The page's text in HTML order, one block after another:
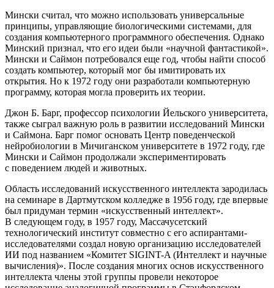
Мински считал, что можно использовать универсальные
принципы, управляющие биологическими системами, для
создания компьютерного программного обеспечения. Однако
Минский признал, что его идеи были «научной фантастикой».
Мински и Саймон потребовался еще год, чтобы найти способ
создать компьютер, который мог бы имитировать их
открытия. Но к 1972 году они разработали компьютерную
программу, которая могла проверить их теории.
Джон Б. Барг, профессор психологии Йельского университета,
также сыграл важную роль в развитии исследований Мински
и Саймона. Барг помог основать Центр поведенческой
нейробиологии в Мичиганском университете в 1972 году, где
Мински и Саймон продолжали экспериментировать
с поведением людей и животных.
Область исследований искусственного интеллекта зародилась
на семинаре в Дартмутском колледже в 1956 году, где впервые
был придуман термин «искусственный интеллект».
В следующем году, в 1957 году, Массачусетский
технологический институт совместно с его аспирантами-
исследователями создал новую организацию исследователей
ИИ под названием «Комитет SIGINT-A (Интеллект и научные
вычисления)». После создания многих основ искусственного
интеллекта члены этой группы провели некоторое